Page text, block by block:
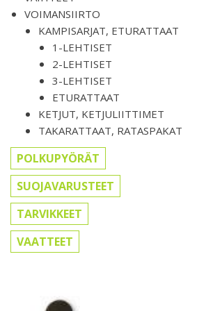
VOIMANSIIRTO
KAMPISARJAT, ETURATTAAT
1-LEHTISET
2-LEHTISET
3-LEHTISET
ETURATTAAT
KETJUT, KETJULIITTIMET
TAKARATTAAT, RATASPAKAT
POLKUPYÖRÄT
SUOJAVARUSTEET
TARVIKKEET
VAATTEET